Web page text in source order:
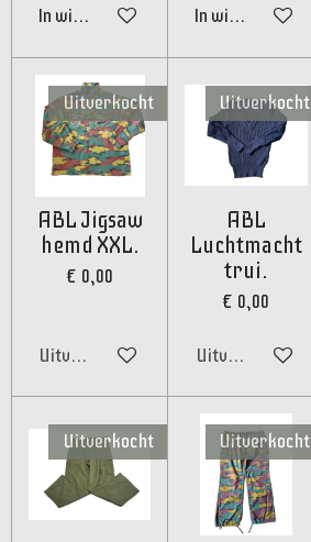
In winkelwagen In winkelwagen
Uitverkocht
ABL Jigsaw
hemd XXL.
€ 0,00
Uitverkocht
Uitverkocht
ABL
Luchtmacht
trui.
€ 0,00
Uitverkocht
Uitverkocht Uitverkocht